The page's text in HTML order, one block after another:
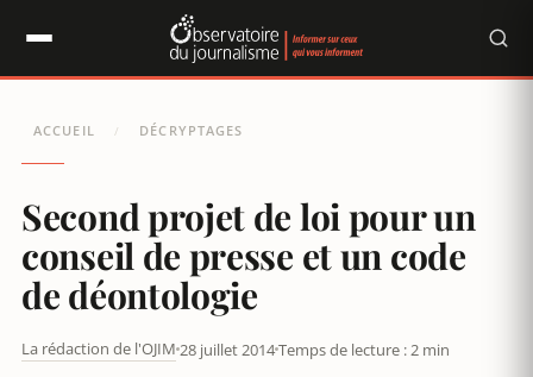
ACCUEIL / DÉCRYPTAGES
Second projet de loi pour un
conseil de presse et un code
de déontologie
La rédaction de l'OJIM 28 juillet 2014Temps de lecture : 2 min
Panneau de gestion des cookies